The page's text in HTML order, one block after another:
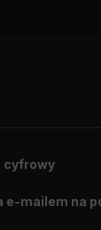
cyfrowy
mailem na